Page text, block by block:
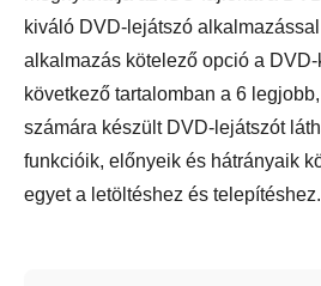
kiváló DVD-lejátszó
alkalmazás kötelező opció a
következő tartalomban a 6
számára készült DVD-lejátszót
funkcióik, előnyeik és hátrányaik
egyet a letöltéshez és telepítéshez.